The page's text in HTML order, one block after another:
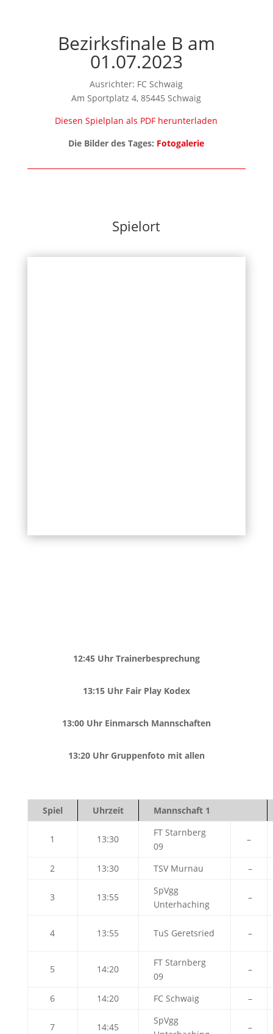
Bezirksfinale B am
01.07.2023
Ausrichter: FC Schwaig
Am Sportplatz 4, 85445 Schwaig
Diesen Spielplan als PDF herunterladen
Die Bilder des Tages: Fotogalerie
Spielort
12:45 Uhr Trainerbesprechung
13:15 Uhr Fair Play Kodex
13:00 Uhr Einmarsch Mannschaften
13:20 Uhr Gruppenfoto mit allen
Spiel Uhrzeit Mannschaft 1
1 13:30
FT Starnberg
09
–
2 13:30 TSV Murnau –
3 13:55
SpVgg
Unterhaching
–
4 13:55 TuS Geretsried –
5 14:20
FT Starnberg
09
–
6 14:20 FC Schwaig –
7 14:45
SpVgg
–